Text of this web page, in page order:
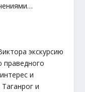
экскурсию
праведного
и
и